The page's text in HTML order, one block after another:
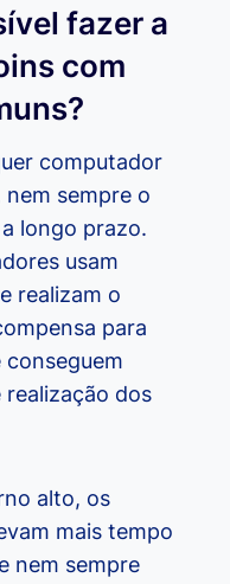
fazer a
com
computador
nem sempre o
longo prazo.
usam
realizam o
para
dos
alto, os
mais tempo
nem sempre